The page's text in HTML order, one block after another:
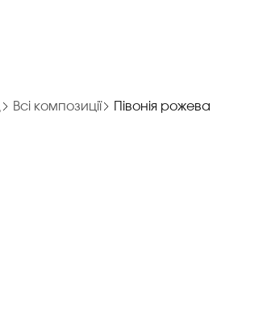
Всі композиції Півонія рожева